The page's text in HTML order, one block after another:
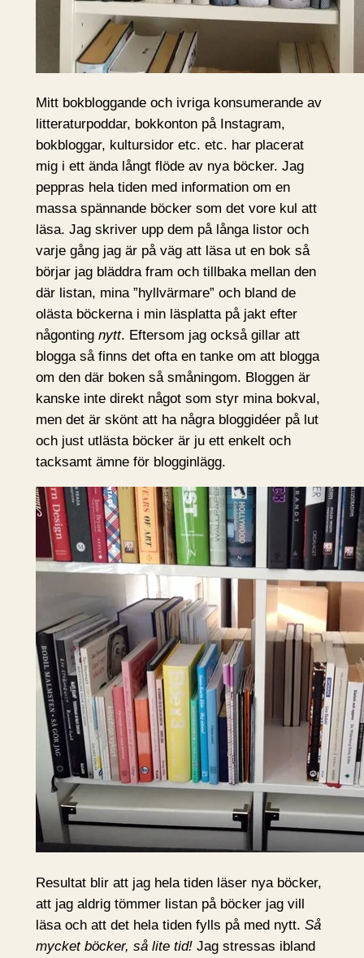
Mitt bokbloggande och ivriga konsumerande av
litteraturpoddar, bokkonton på Instagram,
bokbloggar, kultursidor etc. etc. har placerat
mig i ett ända långt flöde av nya böcker. Jag
peppras hela tiden med information om en
massa spännande böcker som det vore kul att
läsa. Jag skriver upp dem på långa listor och
varje gång jag är på väg att läsa ut en bok så
börjar jag bläddra fram och tillbaka mellan den
där listan, mina ”hyllvärmare” och bland de
olästa böckerna i min läsplatta på jakt efter
någonting nytt. Eftersom jag också gillar att
blogga så finns det ofta en tanke om att blogga
om den där boken så småningom. Bloggen är
kanske inte direkt något som styr mina bokval,
men det är skönt att ha några bloggidéer på lut
och just utlästa böcker är ju ett enkelt och
tacksamt ämne för blogginlägg.
Resultat blir att jag hela tiden läser nya böcker,
att jag aldrig tömmer listan på böcker jag vill
läsa och att det hela tiden fylls på med nytt. Så
mycket böcker, så lite tid! Jag stressas ibland